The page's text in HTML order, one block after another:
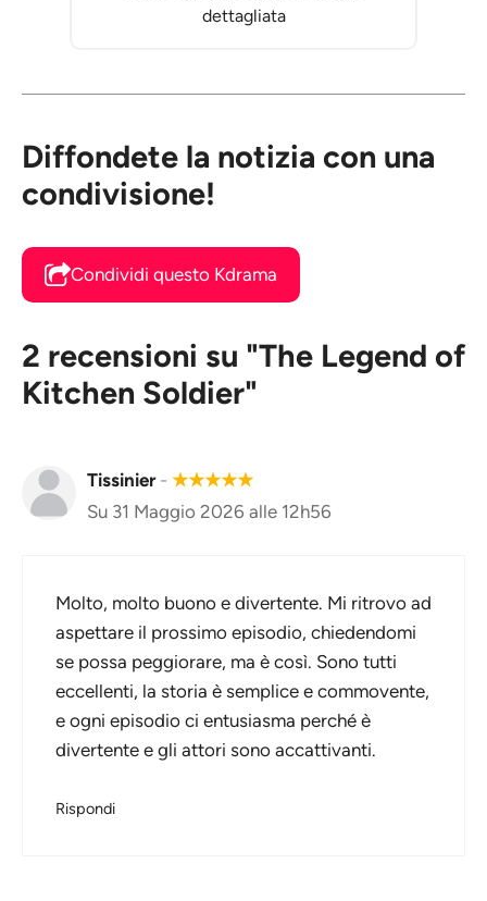
dettagliata
Diffondete la notizia con una
condivisione!
Condividi questo Kdrama
2 recensioni su "The Legend of
Kitchen Soldier"
Tissinier - ★★★★★
Su 31 Maggio 2026 alle 12h56
Molto, molto buono e divertente. Mi ritrovo ad
aspettare il prossimo episodio, chiedendomi
se possa peggiorare, ma è così. Sono tutti
eccellenti, la storia è semplice e commovente,
e ogni episodio ci entusiasma perché è
divertente e gli attori sono accattivanti.
Rispondi